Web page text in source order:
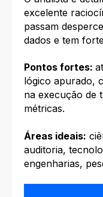
excelente
passam
dados e tem
Pontos fortes:
lógico apurado,
na execução de
métricas.​
Áreas ideais:
auditoria,
engenharias,